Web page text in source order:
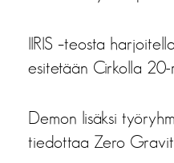
IIRIS –teosta
esitetään Cirkolla 20-
Demon lisäksi
tiedottaa Zero